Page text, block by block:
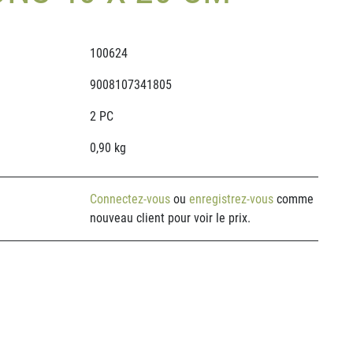
100624
9008107341805
2 PC
0,90 kg
Connectez-vousou enregistrez-vouscomme
nouveau client pour voir le prix.